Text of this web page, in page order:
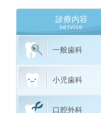
診療内容
service
一般歯科
小児歯科
口腔外科